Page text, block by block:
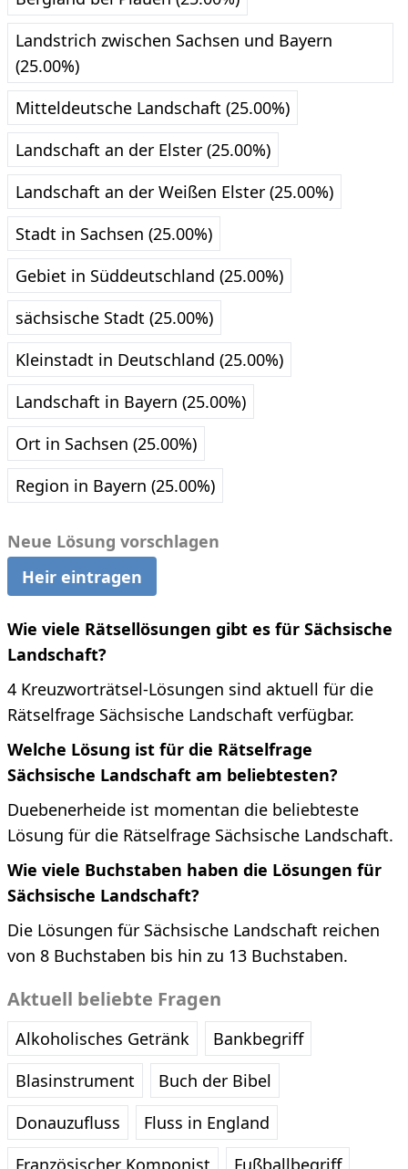
Landstrich zwischen Sachsen und Bayern
(25.00%)
Mitteldeutsche Landschaft (25.00%)
Landschaft an der Elster (25.00%)
Landschaft an der Weißen Elster (25.00%)
Stadt in Sachsen (25.00%)
Gebiet in Süddeutschland (25.00%)
sächsische Stadt (25.00%)
Kleinstadt in Deutschland (25.00%)
Landschaft in Bayern (25.00%)
Ort in Sachsen (25.00%)
Region in Bayern (25.00%)
Neue Lösung vorschlagen
Heir eintragen
Wie viele Rätsellösungen gibt es für Sächsische
Landschaft?
4 Kreuzworträtsel-Lösungen sind aktuell für die
Rätselfrage Sächsische Landschaft verfügbar.
Welche Lösung ist für die Rätselfrage
Sächsische Landschaft am beliebtesten?
Duebenerheide ist momentan die beliebteste
Lösung für die Rätselfrage Sächsische Landschaft.
Wie viele Buchstaben haben die Lösungen für
Sächsische Landschaft?
Die Lösungen für Sächsische Landschaft reichen
von 8 Buchstaben bis hin zu 13 Buchstaben.
Aktuell beliebte Fragen
Alkoholisches Getränk
Bankbegriff
Blasinstrument
Buch der Bibel
Donauzufluss
Fluss in England
Französischer Komponist
Fußballbegriff